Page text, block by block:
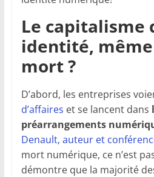
Le capitalisme
identité,
mort ?
D’abord, les entreprises
d’affaires et se lancent dans
préarrangements
Denault, auteur et
mort numérique, ce n’est
démontre que la majorité